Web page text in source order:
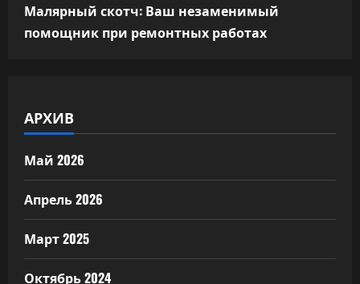
Малярный скотч: Ваш незаменимый
помощник при ремонтных работах
АРХИВ
Май 2026
Апрель 2026
Март 2025
Октябрь 2024